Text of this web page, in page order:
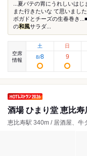
...夏バテの胃にうれしいは
また行きたいな て思いまし
ボガドとチーズの生春巻き
の和風サラダ...
空席
情報
土
8/8
日
9
酒場 ひまり堂 恵比寿
恵比寿駅 340m / 居酒屋、牛